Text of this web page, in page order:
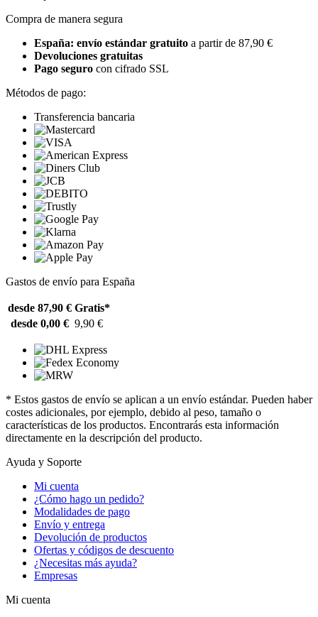
Compra de manera segura
España: envío estándar gratuito a partir de 87,90 €
Devoluciones gratuitas
Pago seguro con cifrado SSL
Métodos de pago:
Transferencia bancaria
Gastos de envío para España
desde 87,90 € Gratis*
desde 0,00 € 9,90 €
* Estos gastos de envío se aplican a un envío estándar. Pueden haber
costes adicionales, por ejemplo, debido al peso, tamaño o
características de los productos. Encontrarás esta información
directamente en la descripción del producto.
Ayuda y Soporte
Mi cuenta
¿Cómo hago un pedido?
Modalidades de pago
Envío y entrega
Devolución de productos
Ofertas y códigos de descuento
¿Necesitas más ayuda?
Empresas
Mi cuenta